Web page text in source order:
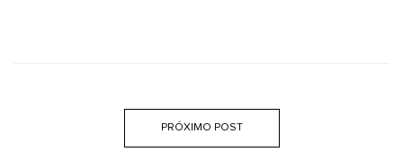
PRÓXIMO POST